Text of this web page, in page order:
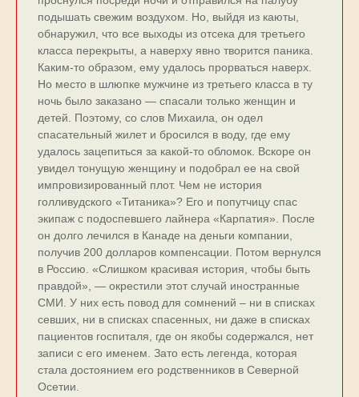
подышать свежим воздухом. Но, выйдя из каюты,
обнаружил, что все выходы из отсека для третьего
класса перекрыты, а наверху явно творится паника.
Каким-то образом, ему удалось прорваться наверх.
Но место в шлюпке мужчине из третьего класса в ту
ночь было заказано — спасали только женщин и
детей. Поэтому, со слов Михаила, он одел
спасательный жилет и бросился в воду, где ему
удалось зацепиться за какой-то обломок. Вскоре он
увидел тонущую женщину и подобрал ее на свой
импровизированный плот. Чем не история
голливудского «Титаника»? Его и попутчицу спас
экипаж с подоспевшего лайнера «Карпатия». После
он долго лечился в Канаде на деньги компании,
получив 200 долларов компенсации. Потом вернулся
в Россию. «Слишком красивая история, чтобы быть
правдой», — окрестили этот случай иностранные
СМИ. У них есть повод для сомнений – ни в списках
севших, ни в списках спасенных, ни даже в списках
пациентов госпиталя, где он якобы содержался, нет
записи с его именем. Зато есть легенда, которая
стала достоянием его родственников в Северной
Осетии.